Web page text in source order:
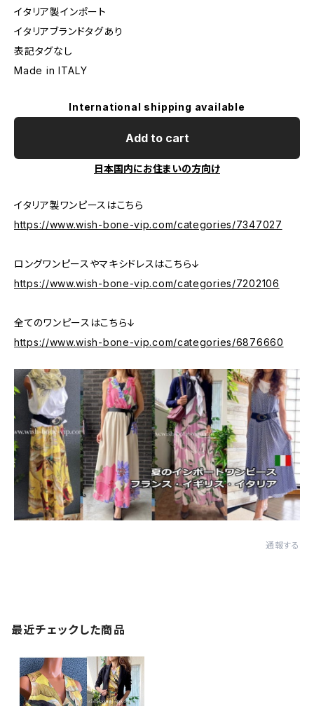
イタリア製インポート
イタリアブランドタグあり
表記タグなし
Made in ITALY
International shipping available
Add to cart
日本国内にお住まいの方向け
イタリア製ワンピースはこちら
https://www.wish-bone-vip.com/categories/7347027
ロングワンピースやマキシドレスはこちら↓
https://www.wish-bone-vip.com/categories/7202106
全てのワンピースはこちら↓
https://www.wish-bone-vip.com/categories/6876660
通報する
最近チェックした商品